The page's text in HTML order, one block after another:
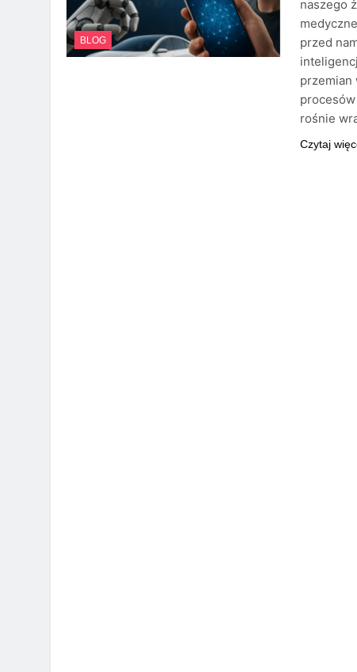
BLOG
naszego
przed
przemian
rośnie
Czytaj